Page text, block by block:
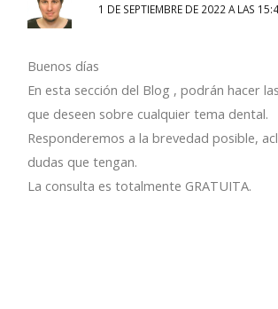
1 DE SEPTIEMBRE DE 2022 A LAS
Buenos días
En esta sección del Blog , podrán hacer
que deseen sobre cualquier tema dental.
Responderemos a la brevedad posible,
dudas que tengan.
La consulta es totalmente GRATUITA.